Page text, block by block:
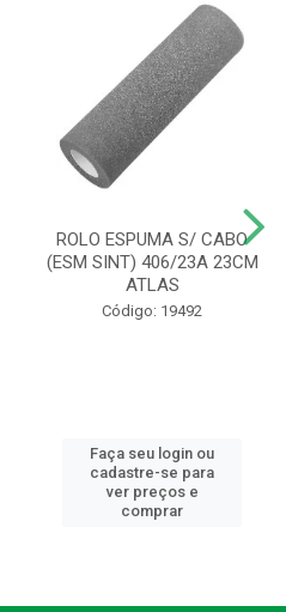
ROLO ESPUMA S/ CABO
(ESM SINT) 406/23A 23CM
ATLAS
Código: 19492
Faça seu login ou
cadastre-se para
ver preços e
comprar